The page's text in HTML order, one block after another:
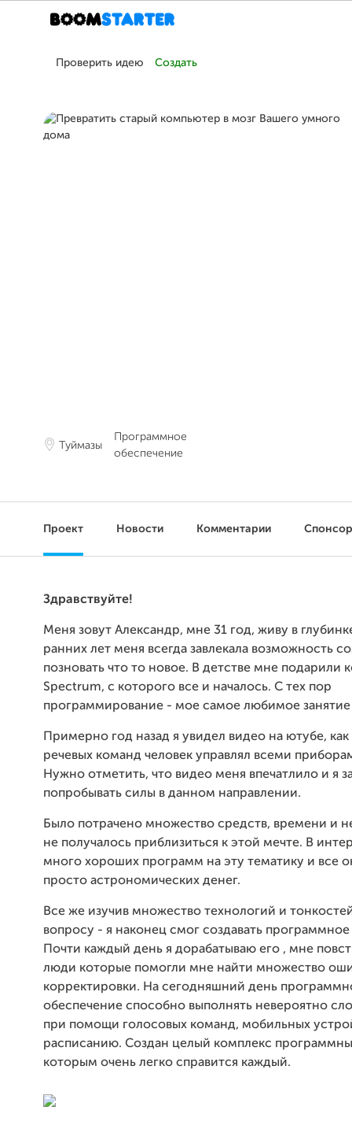
Проверить идею Создать
Туймазы
Программное
обеспечение
Проект Новости Комментарии
Здравствуйте!
Меня зовут Александр, мне 31 год, живу в
ранних лет меня всегда завлекала возможность
позновать что то новое. В детстве мне подарили
Spectrum, с которого все и началось. С тех пор
программирование - мое самое любимое занятие
Примерно год назад я увидел видео на ютубе,
речевых команд человек управлял всеми
Нужно отметить, что видео меня впечатлило и я
попробывать силы в данном направлении.
Было потрачено множество средств, времени и
не получалось приблизиться к этой мечте. В
много хороших программ на эту тематику и все
просто астрономических денег.
Все же изучив множество технологий и
вопросу - я наконец смог создавать
Почти каждый день я дорабатываю его , мне
люди которые помогли мне найти множество
корректировки. На сегодняшний день
обеспечение способно выполнять невероятно
при помощи голосовых команд, мобильных
расписанию. Создан целый комплекс
которым очень легко справится каждый.